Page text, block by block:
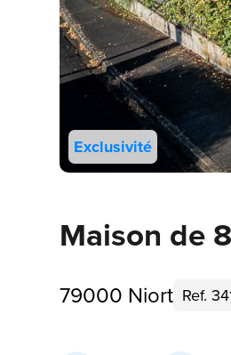
Exclusivité
Maison de
79000 Niort Ref.